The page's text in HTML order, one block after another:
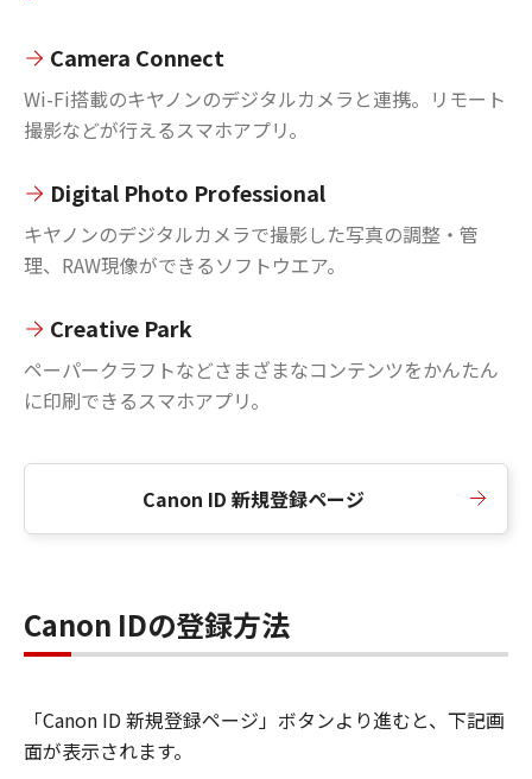
Camera Connect
Wi-Fi搭載のキヤノンのデジタルカメラと連携。リモート
撮影などが行えるスマホアプリ。
Digital Photo Professional
キヤノンのデジタルカメラで撮影した写真の調整・管
理、RAW現像ができるソフトウエア。
Creative Park
ペーパークラフトなどさまざまなコンテンツをかんたん
に印刷できるスマホアプリ。
Canon ID 新規登録ページ
Canon IDの登録方法
「Canon ID 新規登録ページ」ボタンより進むと、下記画
面が表示されます。